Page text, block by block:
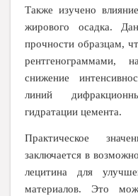
Также изучено
жирового осадка.
прочности образцам,
рентгенограммами,
снижение
линий
гидратации цемента.
Практическое
заключается в
лецитина для
материалов. Это